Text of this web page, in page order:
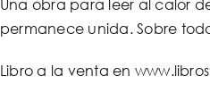
Una obra para leer al calor
permanece unida. Sobre
Libro a la venta en